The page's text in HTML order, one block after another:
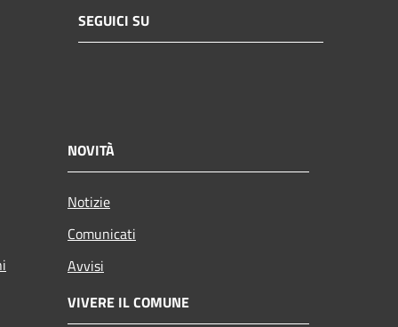
SEGUICI SU
NOVITÀ
Notizie
Comunicati
Avvisi
VIVERE IL COMUNE